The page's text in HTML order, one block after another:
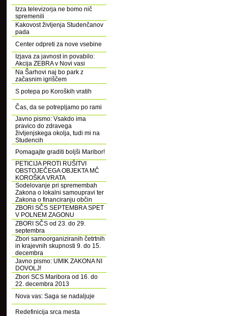
Izza televizorja ne bomo nič
spremenili
Kakovost življenja Studenčanov
pada
Center odpreti za nove vsebine
Izjava za javnost in povabilo:
Akcija ZEBRA v Novi vasi
Na Šarhovi naj bo park z
začasnim igriščem
S potepa po Koroških vratih
Čas, da se potrepljamo po rami
Javno pismo: Vsakdo ima
pravico do zdravega
življenjskega okolja, tudi mi na
Studencih
Pomagajte graditi boljši Maribor!
PETICIJA PROTI RUŠITVI
OBSTOJEČEGA OBJEKTA MČ
KOROŠKA VRATA
Sodelovanje pri spremembah
Zakona o lokalni samoupravi ter
Zakona o financiranju občin
ZBORI SČS SEPTEMBRA SPET
V POLNEM ZAGONU
ZBORI SČS od 23. do 29.
septembra
Zbori samoorganiziranih četrtnih
in krajevnih skupnosti 9. do 15.
decembra
Javno pismo: UMIK ZAKONA NI
DOVOLJ!
Zbori SCS Maribora od 16. do
22. decembra 2013
Nova vas: Saga se nadaljuje
Redefinicija srca mesta